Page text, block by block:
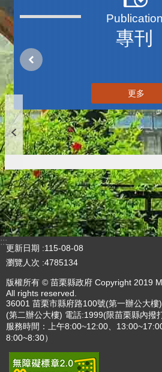
專刊
更多
:::
更新日期
115-08-08
瀏覽人次 4785134
版權所有 © 苗栗縣政府 Copyright 2019
All rights reserved.
36001 苗栗市縣府路100號(第一辦公大
(第二辦公大樓) 電話:1999(限苗栗縣內撥
服務時間：上午8:00~12:00、
8:00~8:30）